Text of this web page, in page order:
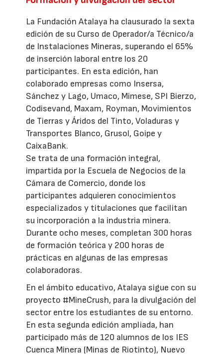
La Fundación Atalaya ha clausurado la sexta
edición de su Curso de Operador/a Técnico/a
de Instalaciones Mineras, superando el 65%
de inserción laboral entre los 20
participantes. En esta edición, han
colaborado empresas como Insersa,
Sánchez y Lago, Umaco, Mimese, SPI Bierzo,
Codisevand, Maxam, Royman, Movimientos
de Tierras y Áridos del Tinto, Voladuras y
Transportes Blanco, Grusol, Goipe y
CaixaBank.
Se trata de una formación integral,
impartida por la Escuela de Negocios de la
Cámara de Comercio, donde los
participantes adquieren conocimientos
especializados y titulaciones que facilitan
su incorporación a la industria minera.
Durante ocho meses, completan 300 horas
de formación teórica y 200 horas de
prácticas en algunas de las empresas
colaboradoras.
En el ámbito educativo, Atalaya sigue con su
proyecto #MineCrush, para la divulgación del
sector entre los estudiantes de su entorno.
En esta segunda edición ampliada, han
participado más de 120 alumnos de los IES
Cuenca Minera (Minas de Riotinto), Nuevo